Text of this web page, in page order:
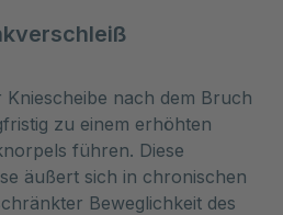
Kniescheibe nach dem Bruch
zu einem erhöhten
führen. Diese
äußert sich in chronischen
Beweglichkeit des